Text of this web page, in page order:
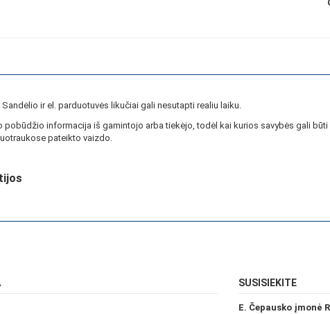
ir el. parduotuvės likučiai gali nesutapti realiu laiku.
pobūdžio informacija iš gamintojo arba tiekėjo, todėl kai kurios savybės gali būti
pateikto vaizdo.
SUSISIEKITE
E. Čepausko įmonė